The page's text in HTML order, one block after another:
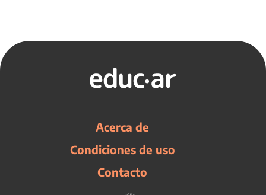
Acerca de
Condiciones de uso
Contacto